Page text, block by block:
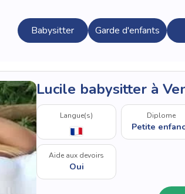
Babysitter Garde d'enfants
Lucile babysitter à
Langue(s) Diplome
Petite
Aide aux devoirs
Oui